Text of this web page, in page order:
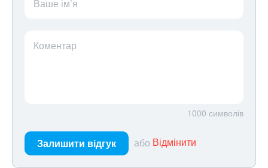
Ваше ім’я
Коментар
1000 символів
Залишити відгук або Відмінити